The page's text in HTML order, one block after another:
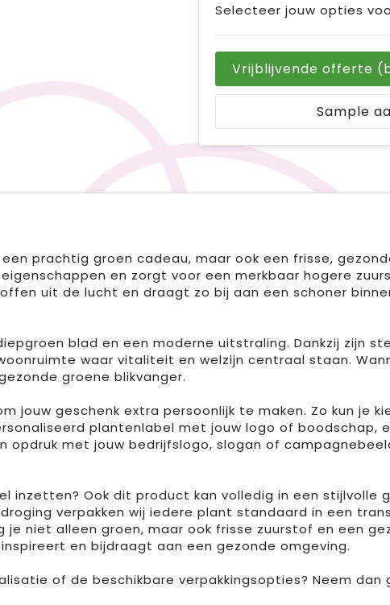
Selecteer jouw opties
Vrijblijvende offerte
Sample
prachtig groen cadeau, maar ook een frisse,
en zorgt voor een merkbaar hogere
uit de lucht en draagt zo bij aan een schoner
blad en een moderne uitstraling. Dankzij zijn
waar vitaliteit en welzijn centraal staan.
groene blikvanger.
jouw geschenk extra persoonlijk te maken. Zo kun je
plantenlabel met jouw logo of boodschap,
opdruk met jouw bedrijfslogo, slogan of
inzetten? Ook dit product kan volledig in een stijlvolle
verpakken wij iedere plant standaard in een
je niet alleen groen, maar ook frisse zuurstof en een
en bijdraagt aan een gezonde omgeving.
of de beschikbare verpakkingsopties? Neem